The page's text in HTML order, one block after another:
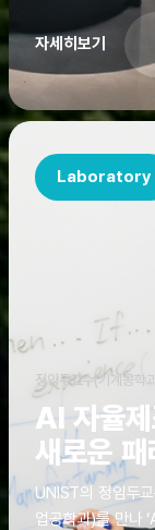
것’이 없었다. 학
문하러 온 학부모
을 달래줄 공간이
STORE)’라는 이
자세히보기
Laboratory
정임두교수(기계공학
AI 자율
새로운
UNIST의 정임두
업공학과)를 만나